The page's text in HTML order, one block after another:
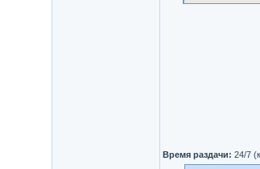
Время раздачи: 24/7